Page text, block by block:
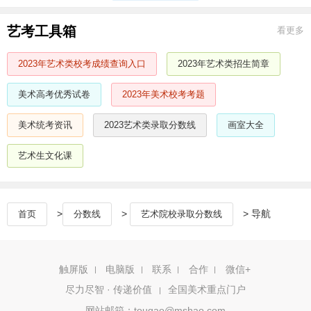
看更多
艺考工具箱
2023年艺术类校考成绩查询入口 2023年艺术类招生简章
美术高考优秀试卷 2023年美术校考考题
美术统考资讯 2023艺术类录取分数线 画室大全
艺术生文化课
首页 > 分数线 > 艺术院校录取分数线 > 导航
触屏版 电脑版 联系 合作
微信+
尽力尽智 · 传递价值
|
全国美术重点门户